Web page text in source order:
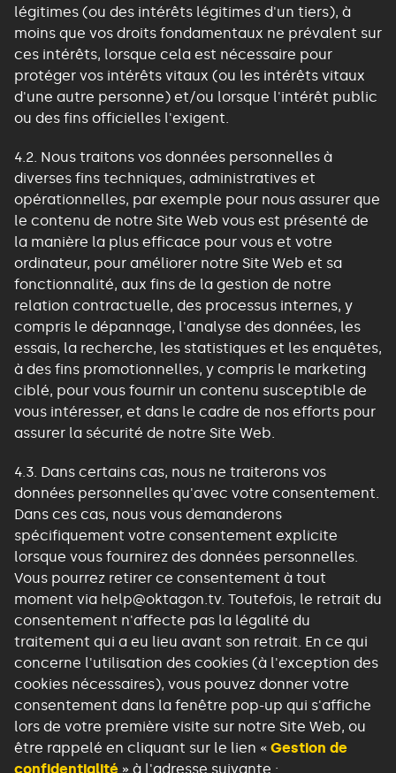
légitimes (ou des intérêts légitimes d'un tiers), à
moins que vos droits fondamentaux ne prévalent sur
ces intérêts, lorsque cela est nécessaire pour
protéger vos intérêts vitaux (ou les intérêts vitaux
d'une autre personne) et/ou lorsque l'intérêt public
ou des fins officielles l'exigent.
4.2. Nous traitons vos données personnelles à
diverses fins techniques, administratives et
opérationnelles, par exemple pour nous assurer que
le contenu de notre Site Web vous est présenté de
la manière la plus efficace pour vous et votre
ordinateur, pour améliorer notre Site Web et sa
fonctionnalité, aux fins de la gestion de notre
relation contractuelle, des processus internes, y
compris le dépannage, l'analyse des données, les
essais, la recherche, les statistiques et les enquêtes,
à des fins promotionnelles, y compris le marketing
ciblé, pour vous fournir un contenu susceptible de
vous intéresser, et dans le cadre de nos efforts pour
assurer la sécurité de notre Site Web.
4.3. Dans certains cas, nous ne traiterons vos
données personnelles qu'avec votre consentement.
Dans ces cas, nous vous demanderons
spécifiquement votre consentement explicite
lorsque vous fournirez des données personnelles.
Vous pourrez retirer ce consentement à tout
moment via help@oktagon.tv. Toutefois, le retrait du
consentement n'affecte pas la légalité du
traitement qui a eu lieu avant son retrait. En ce qui
concerne l'utilisation des cookies (à l'exception des
cookies nécessaires), vous pouvez donner votre
consentement dans la fenêtre pop-up qui s'affiche
lors de votre première visite sur notre Site Web, ou
être rappelé en cliquant sur le lien « Gestion de
confidentialité » à l'adresse suivante :